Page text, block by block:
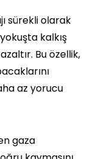
sürekli olarak
kalkış
Bu özellik,
az yorucu
gaza